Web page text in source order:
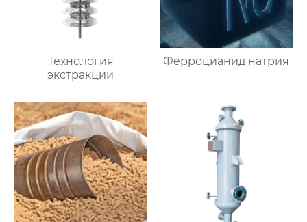
Технология
экстракции
Ферроцианид натрия